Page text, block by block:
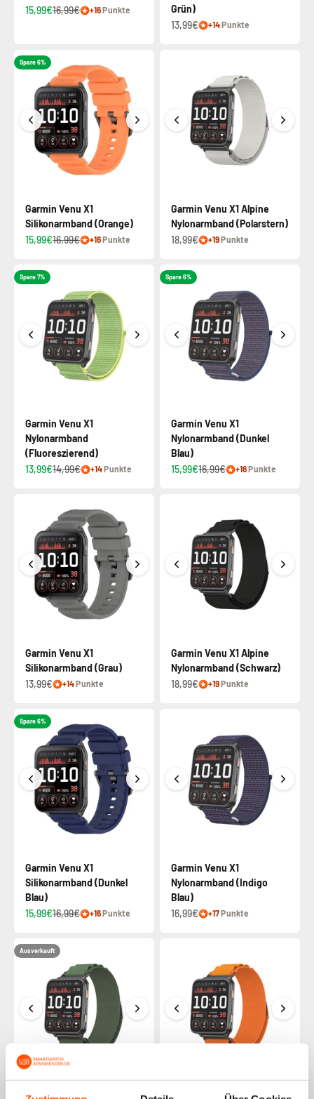
15,99€16,99€ +16Punkte
Grün)
13,99€
+14Punkte
Spare 6%
Garmin Venu X1
Silikonarmband (Orange)
15,99€16,99€ +16Punkte
Garmin Venu X1 Alpine
Nylonarmband (Polarstern)
18,99€
+19Punkte
Spare 7%
Garmin Venu X1
Nylonarmband
(Fluoreszierend)
13,99€14,99€ +14Punkte
Spare 6%
Garmin Venu X1
Nylonarmband (Dunkel
Blau)
15,99€16,99€ +16Punkte
Garmin Venu X1
Silikonarmband (Grau)
13,99€
+14Punkte
Garmin Venu X1 Alpine
Nylonarmband (Schwarz)
18,99€
+19Punkte
Spare 6%
Garmin Venu X1
Silikonarmband (Dunkel
Blau)
15,99€16,99€ +16Punkte
Garmin Venu X1
Nylonarmband (Indigo
Blau)
16,99€
+17Punkte
Ausverkauft